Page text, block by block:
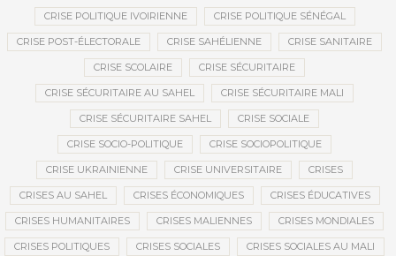
CRISE POLITIQUE IVOIRIENNE CRISE POLITIQUE SÉNÉGAL
CRISE POST-ÉLECTORALE CRISE SAHÉLIENNE CRISE SANITAIRE
CRISE SCOLAIRE CRISE SÉCURITAIRE
CRISE SÉCURITAIRE AU SAHEL CRISE SÉCURITAIRE MALI
CRISE SÉCURITAIRE SAHEL CRISE SOCIALE
CRISE SOCIO-POLITIQUE CRISE SOCIOPOLITIQUE
CRISE UKRAINIENNE CRISE UNIVERSITAIRE CRISES
CRISES AU SAHEL CRISES ÉCONOMIQUES CRISES ÉDUCATIVES
CRISES HUMANITAIRES CRISES MALIENNES CRISES MONDIALES
CRISES POLITIQUES CRISES SOCIALES CRISES SOCIALES AU MALI